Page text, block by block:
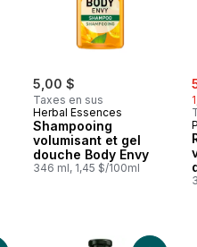
5,00 $
Taxes en sus
Herbal Essences
Shampooing
volumisant et gel
douche Body Envy
346 ml, 1,45 $/100ml